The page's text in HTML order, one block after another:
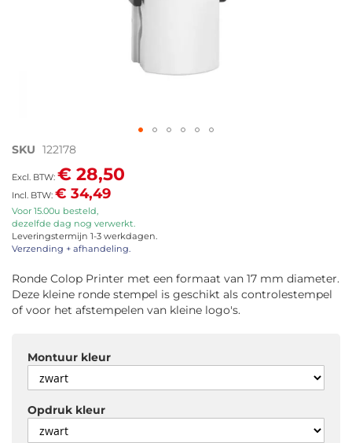
Ga
het
begin
van
de
afbeeldingen-
SKU 122178
€ 34,49
€ 28,50
Voor 15.00u besteld,
dezelfde dag nog verwerkt.
Leveringstermijn 1-3 werkdagen.
Verzending + afhandeling.
Ronde Colop Printer met een formaat van 17 mm diameter.
Deze kleine ronde stempel is geschikt als controlestempel
of voor het afstempelen van kleine logo's.
Montuur kleur
Opdruk kleur